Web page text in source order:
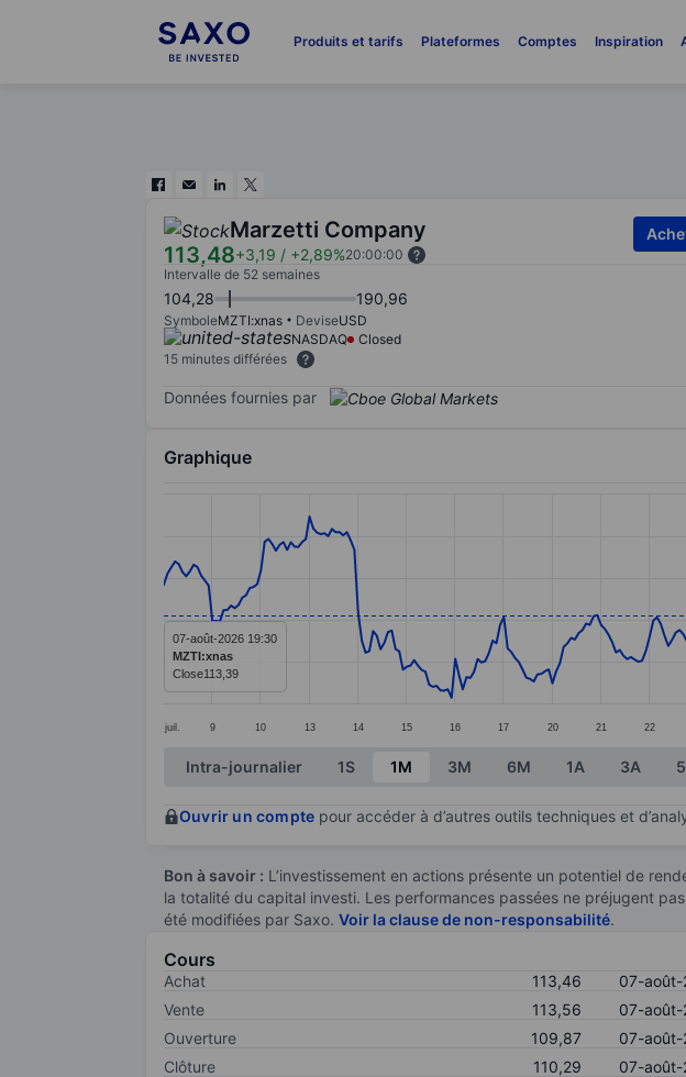
Produits et tarifs Plateformes Comptes Inspiration
Marzetti Company
113,48+3,19 / +2,89%20:00:00
Intervalle de 52 semaines
104,28 190,96
SymboleMZTI:xnas DeviseUSD
NASDAQ
Closed
15 minutes différées
Données fournies par
Graphique
Line chart with 299 data points.
The chart has 1 X axis displaying categories.
The chart has 1 Y axis displaying values. Data ranges from
juil. 9 10 13 14 15 16 17 20 21 22
07-août-2026 19:30
MZTI:xnas
Close113,39
End of interactive chart.
Intra-journalier 1S 1M 3M 6M 1A 3A
Ouvrir un compte pour accéder à d’autres outils techniques et
Bon à savoir : L’investissement en actions présente un potentiel de
la totalité du capital investi. Les performances passées ne préjugent
été modifiées par Saxo. Voir la clause de non-responsabilité.
Cours
Achat 113,46
07-août-
Vente
113,56
07-août-
Ouverture
109,87
07-août-
Clôture
110,29
07-août-